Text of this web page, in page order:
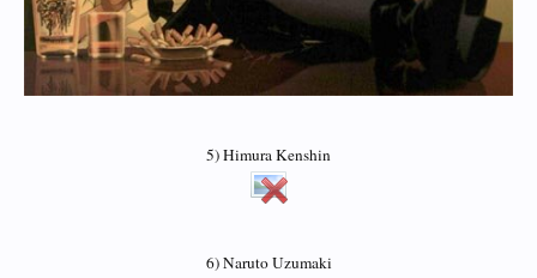
5) Himura Kenshin
6) Naruto Uzumaki